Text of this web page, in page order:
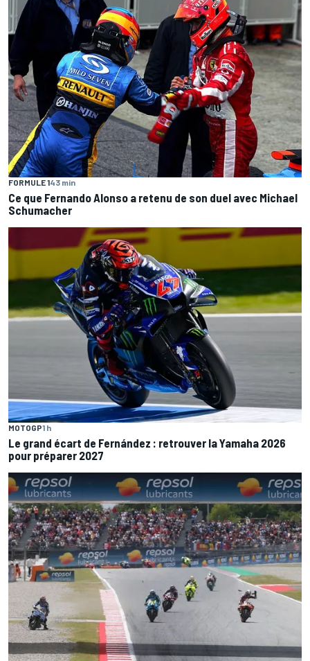
FORMULE 143 min
Ce que Fernando Alonso a retenu de son duel avec Michael
Schumacher
MOTOGP1 h
Le grand écart de Fernández : retrouver la Yamaha 2026
pour préparer 2027